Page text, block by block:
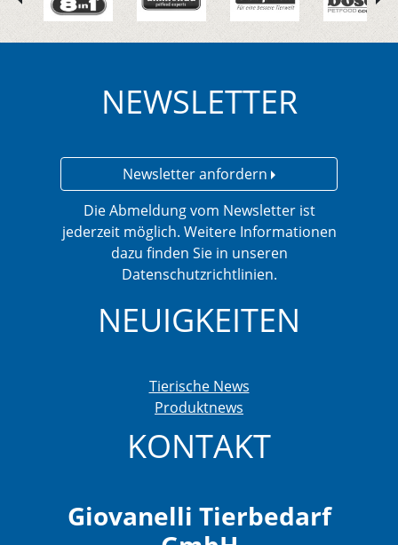
NEWSLETTER
Newsletter anfordern
Die Abmeldung vom Newsletter ist
jederzeit möglich. Weitere Informationen
dazu finden Sie in unseren
Datenschutzrichtlinien.
NEUIGKEITEN
Tierische News
Produktnews
KONTAKT
Giovanelli Tierbedarf